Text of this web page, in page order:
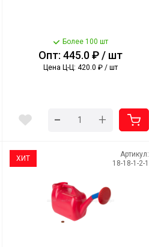
Более 100 шт
Опт: 445.0 ₽ / шт
Цена Ц-Ц: 420.0 ₽ / шт
- +
ХИТ
Артикул:
18-18-1-2-1